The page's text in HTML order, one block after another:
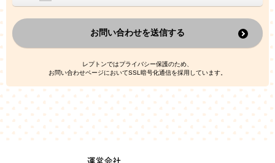
上記の利用目的のために第三者へ提供すること
なお、この利用目的を超えた個人情報の取扱いは行いません。ま
た、これ以外の目的で個人情報を利用することはありません。
人情報を、本人が特定されないデータに不可逆変換した上で第三
者広告配信事業者においてマッチングを行い、その結果に基づい
て広告を配信することがあります。第三者広告配信事業者が、こ
れらの情報を広告配信以外の目的で利用することはありません。
4.
個人情報の第三者への提供
当社は、次の場合を除き、ご本人の同意なしに個人情報を第三者
に提供することはありません。
ご本人の同意がある場合
お問い合わせを送信する
レプトンではプライバシー保護のため、
お問い合わせページにおいてSSL暗号化通信を採用しています。